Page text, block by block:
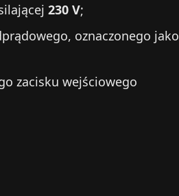
230 V;
oznaczonego jako
zacisku wejściowego